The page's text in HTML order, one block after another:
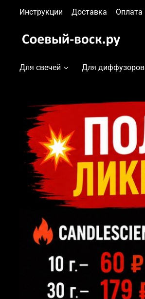
Инструкции Доставка Оплата
Для свечей Для диффузоров